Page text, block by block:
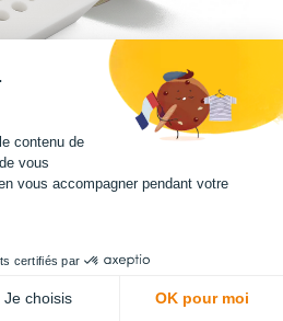
contenu de
vous
vous accompagner pendant votre
certifiés par
Je choisis OK pour moi